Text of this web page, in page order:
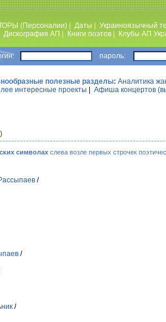
(Персоналии) Даты Украиноязычный
Дискография АП Книги поэтов Клубы АП
пароль:
полезные разделы: Аналитика
интересные проекты Афиша концертов
символахслева возле первых строчек
/
/
/